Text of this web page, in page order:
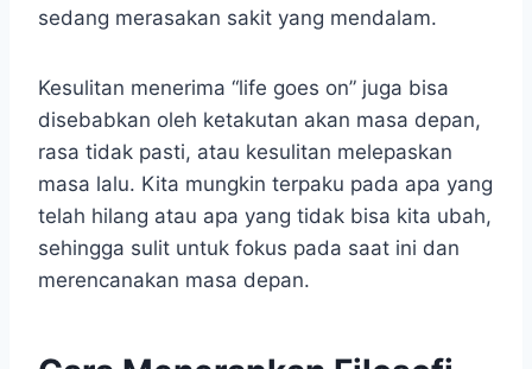
sedang merasakan sakit yang mendalam.
Kesulitan menerima “life goes on” juga bisa
disebabkan oleh ketakutan akan masa depan,
rasa tidak pasti, atau kesulitan melepaskan
masa lalu. Kita mungkin terpaku pada apa yang
telah hilang atau apa yang tidak bisa kita ubah,
sehingga sulit untuk fokus pada saat ini dan
merencanakan masa depan.